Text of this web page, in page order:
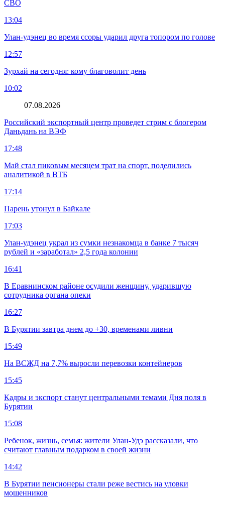
СВО
13:04
Улан-удэнец во время ссоры ударил друга топором по голове
12:57
Зурхай на сегодня: кому благоволит день
10:02
07.08.2026
Российский экспортный центр проведет стрим с блогером
Даньдань на ВЭФ
17:48
Май стал пиковым месяцем трат на спорт, поделились
аналитикой в ВТБ
17:14
Парень утонул в Байкале
17:03
Улан-удэнец украл из сумки незнакомца в банке 7 тысяч
рублей и «заработал» 2,5 года колонии
16:41
В Еравнинском районе осудили женщину, ударившую
сотрудника органа опеки
16:27
В Бурятии завтра днем до +30, временами ливни
15:49
На ВСЖД на 7,7% выросли перевозки контейнеров
15:45
Кадры и экспорт станут центральными темами Дня поля в
Бурятии
15:08
Ребенок, жизнь, семья: жители Улан-Удэ рассказали, что
считают главным подарком в своей жизни
14:42
В Бурятии пенсионеры стали реже вестись на уловки
мошенников